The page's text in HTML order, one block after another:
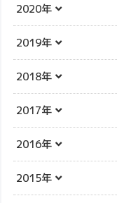
2020年
2019年
2018年
2017年
2016年
2015年